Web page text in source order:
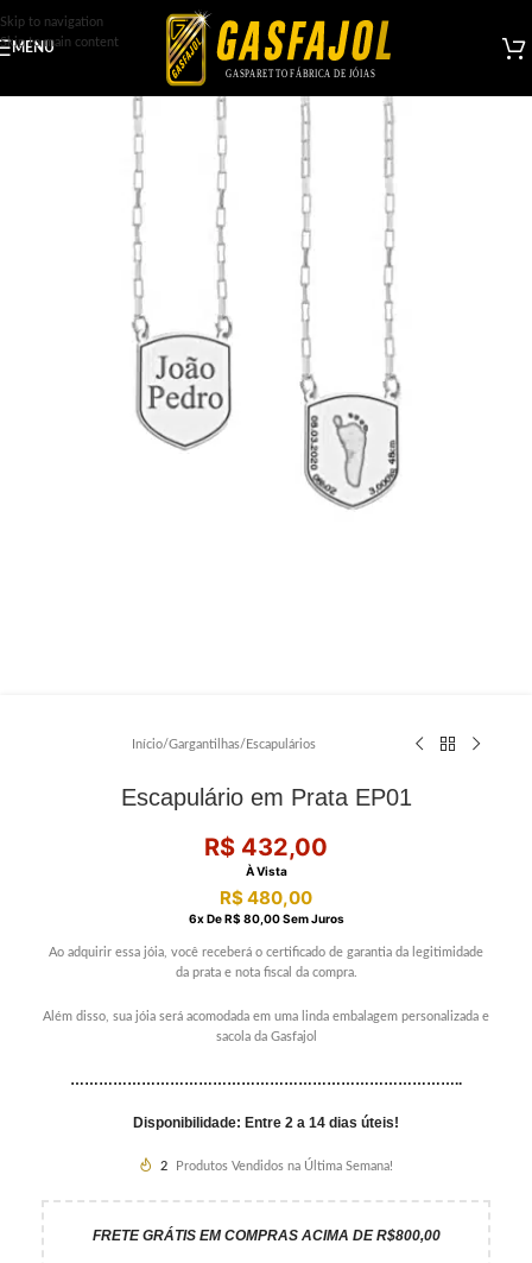
Skip to navigation
Skip to main content
MENU
Início/Gargantilhas/ Escapulários
Escapulário em Prata EP01
R$ 432,00
À Vista
R$480,00
6X DeR$ 80,00Sem Juros
Ao adquirir essa jóia, você receberá o certificado de garantia da legitimidade
da prata e nota fiscal da compra.
Além disso, sua jóia será acomodada em uma linda embalagem personalizada e
sacola da Gasfajol
………………………………………………………………………..
Disponibilidade: Entre 2 a 14 dias úteis!
2 Produtos Vendidos na Última Semana!
FRETE GRÁTIS EM COMPRAS ACIMA DE R$800,00